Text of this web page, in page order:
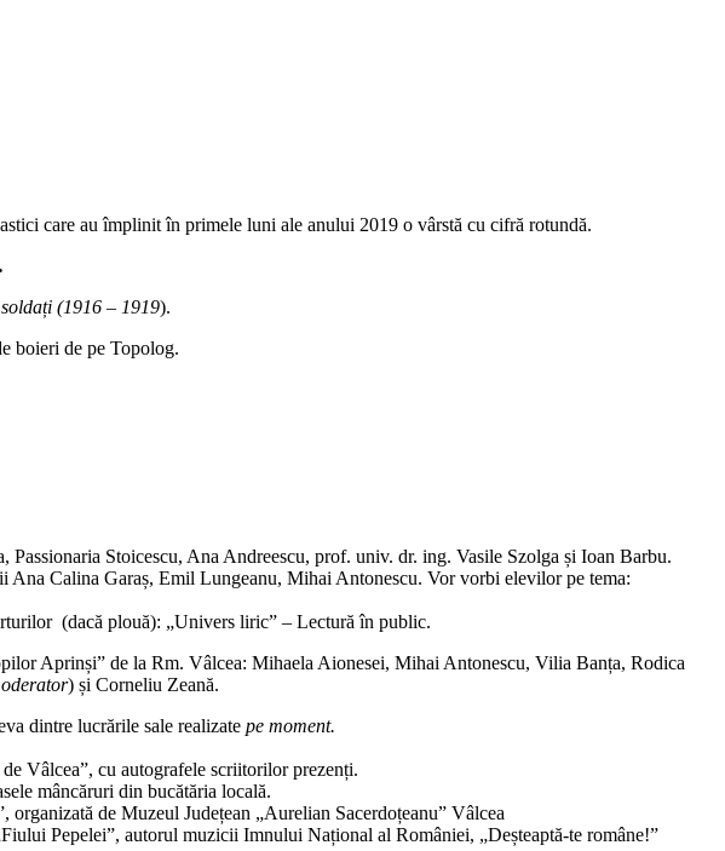
care au împlinit în primele luni ale anului 2019 o vârstă cu cifră rotundă.
(1916 – 1919).
boieri de pe Topolog.
Stoicescu, Ana Andreescu, prof. univ. dr. ing. Vasile Szolga și Ioan Barbu.
Calina Garaș, Emil Lungeanu, Mihai Antonescu. Vor vorbi elevilor pe tema:
(dacă plouă): „Univers liric” – Lectură în public.
Aprinși” de la Rm. Vâlcea: Mihaela Aionesei, Mihai Antonescu, Vilia Banța, Rodica
) și Corneliu Zeană.
dintre lucrările sale realizate pe moment.
Vâlcea”, cu autografele scriitorilor prezenți.
mâncăruri din bucătăria locală.
de Muzeul Județean „Aurelian Sacerdoțeanu” Vâlcea
Pepelei”, autorul muzicii Imnului Național al României, „Deșteaptă-te române!”